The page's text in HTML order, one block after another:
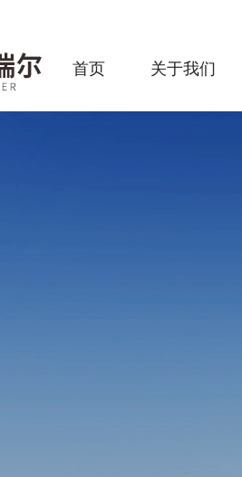
首页 关于我们